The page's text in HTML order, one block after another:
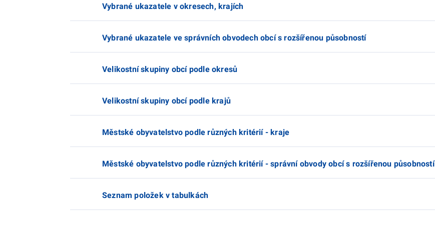
Vybrané ukazatele v okresech, krajích
Vybrané ukazatele ve správních obvodech obcí s rozšířenou působností
Velikostní skupiny obcí podle okresů
Velikostní skupiny obcí podle krajů
Městské obyvatelstvo podle různých kritérií - kraje
Městské obyvatelstvo podle různých kritérií - správní obvody obcí s rozšířenou působností
Seznam položek v tabulkách